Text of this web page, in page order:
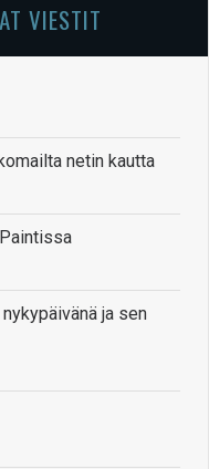
VIESTIT
netin kautta
ja sen